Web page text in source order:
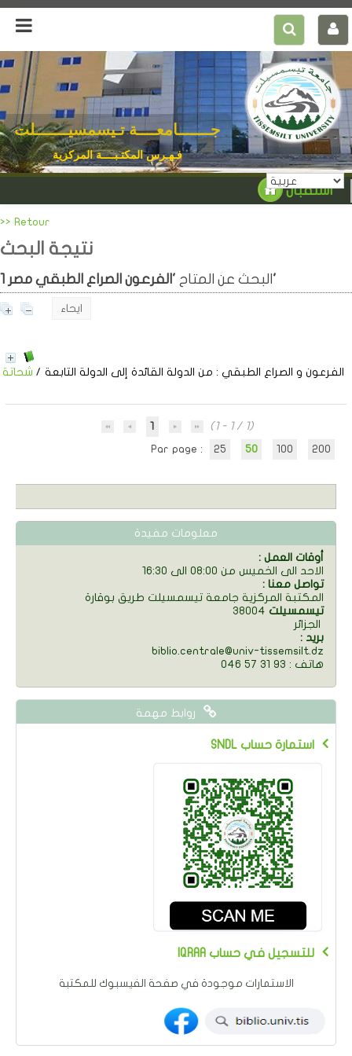
جـــــــامعــــة تـيسمسيـــــــلت
فـهـرس المكتـبــــة المركزية
استقبال
>> Retour
نتيجة البحث
1 البحث عن المتاح 'الفرعون الصراع الطبقي مصر'
ايحاء
الفرعون و الصراع الطبقي : من الدولة القائدة إلى الدولة التابعة / شحاتة
1
(1 - 1 / 1)
Par page :
25 50 100 200
معلومات مفيدة
: أوقات العمل
الاحد الى الخميس من 08:00 الى 16:30
: تواصل معنا
المكتبة المركزية جامعة تيسمسيلت طريق بوقارة
38004 تيسمسيلت
: بريد
biblio.centrale@univ-tissemsilt.dz
046 57 31 93 : هاتف
روابط مهمة
SNDL استمارة حساب
IQRAA للتسجيل في حساب
الاستمارات موجودة في صفحة الفيسبوك للمكتبة